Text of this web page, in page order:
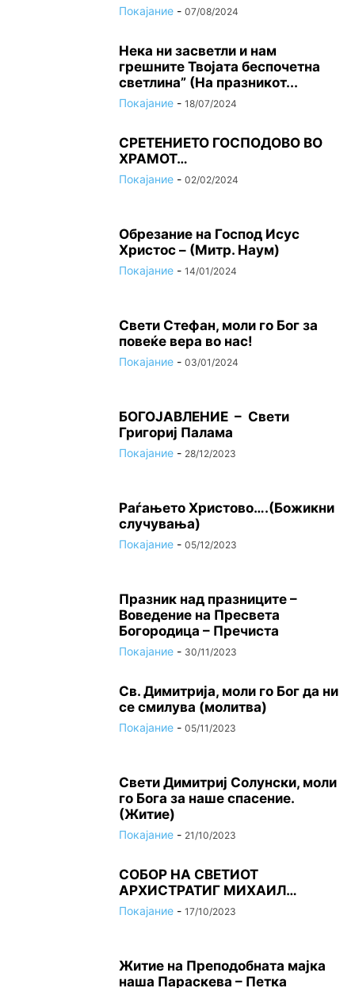
Покајание - 07/08/2024
Нека ни засветли и нам
грешните Твојата беспочетна
светлина” (На празникот...
Покајание - 18/07/2024
СРЕТЕНИЕТО ГОСПОДОВО ВО
ХРАМОТ…
Покајание - 02/02/2024
Oбрезание на Господ Исус
Христос – (Митр. Наум)
Покајание - 14/01/2024
Свети Стефан, моли го Бог за
повеќе вера во нас!
Покајание - 03/01/2024
БОГОЈАВЛЕНИЕ – Свети
Григориј Палама
Покајание - 28/12/2023
Раѓањето Христово….(Божикни
случувања)
Покајание - 05/12/2023
Празник над празниците –
Вoвeдeниe на Прeсвeта
Бoгoрoдица – Пречиста
Покајание - 30/11/2023
Св. Димитрија, моли го Бог да ни
се смилува (молитва)
Покајание - 05/11/2023
Свети Димитриј Солунски, моли
го Бога за наше спасение.
(Житие)
Покајание - 21/10/2023
СОБОР НА СВЕТИОТ
АРХИСТРАТИГ МИХАИЛ…
Покајание - 17/10/2023
Житие на Преподобната мајка
наша Параскева – Петка